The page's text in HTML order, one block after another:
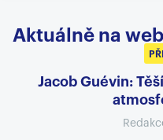
Aktuálně na
Jacob Guévin: